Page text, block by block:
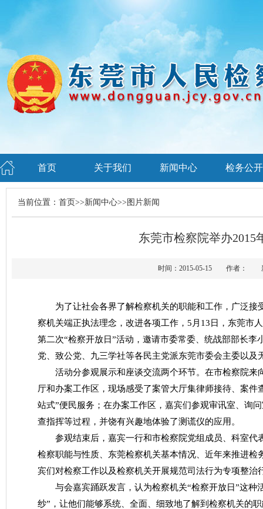
首页 关于我们 新闻中心 检务公开
当前位置： 首页>>新闻中心>> 图片新闻
东莞市检察院举办2015
时间：2015-05-15 作者：
为了让社会各界了解检察机关的职能和工作，广泛接
察机关端正执法理念，改进各项工作，5月13日，东莞市
第二次“检察开放日”活动，邀请市委常委、统战部部长
党、致公党、九三学社等各民主党派东莞市委会主委以及
活动分参观展示和座谈交流两个环节。在市检察院来
厅和办案工作区，现场感受了案管大厅集律师接待、案
站式”便民服务；在办案工作区，嘉宾们参观审讯室、询
查指挥等过程，并饶有兴趣地体验了测谎仪的应用。
参观结束后，嘉宾一行和市检察院党组成员、科室代
检察职能与性质、东莞检察机关基本情况、近年来推进
宾们对检察工作以及检察机关开展规范司法行为专项整治
与会嘉宾踊跃发言，认为检察机关“检察开放日”这种
纱”，让他们能够系统、全面、细致地了解到检察机关的